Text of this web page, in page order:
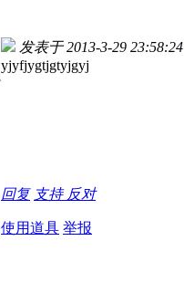
发表于 2013-3-29 23:58:24
yjyfjygtjgtyjgyj
回复 支持 反对
使用道具 举报